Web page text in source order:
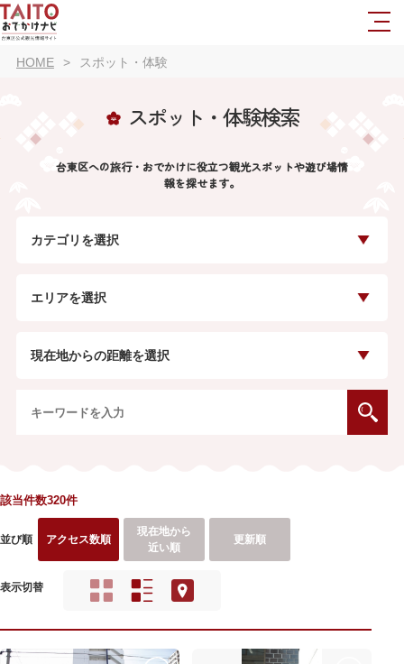
HOME スポット・体験
スポット・体験検索
台東区への旅行・おでかけに役立つ観光スポットや遊び場情
報を探せます。
カテゴリを選択
エリアを選択
現在地からの距離を選択
該当件数320件
並び順 アクセス数順
現在地から
近い順
更新順
表示切替